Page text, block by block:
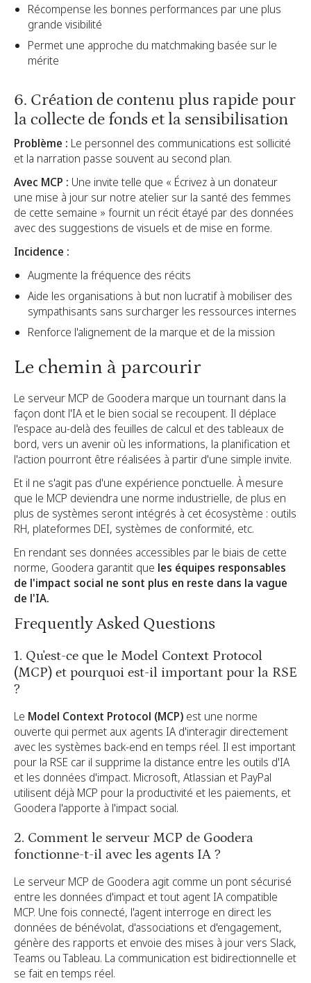
Récompense les bonnes performances par une plus
grande visibilité
Permet une approche du matchmaking basée sur le
mérite
6. Création de contenu plus rapide pour
la collecte de fonds et la sensibilisation
Problème : Le personnel des communications est sollicité
et la narration passe souvent au second plan.
Avec MCP : Une invite telle que « Écrivez à un donateur
une mise à jour sur notre atelier sur la santé des femmes
de cette semaine » fournit un récit étayé par des données
avec des suggestions de visuels et de mise en forme.
Incidence :
Augmente la fréquence des récits
Aide les organisations à but non lucratif à mobiliser des
sympathisants sans surcharger les ressources internes
Renforce l'alignement de la marque et de la mission
Le chemin à parcourir
Le serveur MCP de Goodera marque un tournant dans la
façon dont l'IA et le bien social se recoupent. Il déplace
l'espace au-delà des feuilles de calcul et des tableaux de
bord, vers un avenir où les informations, la planification et
l'action pourront être réalisées à partir d'une simple invite.
Et il ne s'agit pas d'une expérience ponctuelle. À mesure
que le MCP deviendra une norme industrielle, de plus en
plus de systèmes seront intégrés à cet écosystème : outils
RH, plateformes DEI, systèmes de conformité, etc.
En rendant ses données accessibles par le biais de cette
norme, Goodera garantit que les équipes responsables
de l'impact social ne sont plus en reste dans la vague
de l'IA.
Frequently Asked Questions
1. Qu'est-ce que le Model Context Protocol
(MCP) et pourquoi est-il important pour la RSE
?
Le Model Context Protocol (MCP) est une norme
ouverte qui permet aux agents IA d'interagir directement
avec les systèmes back-end en temps réel. Il est important
pour la RSE car il supprime la distance entre les outils d'IA
et les données d'impact. Microsoft, Atlassian et PayPal
utilisent déjà MCP pour la productivité et les paiements, et
Goodera l'apporte à l'impact social.
2. Comment le serveur MCP de Goodera
fonctionne-t-il avec les agents IA ?
Le serveur MCP de Goodera agit comme un pont sécurisé
entre les données d'impact et tout agent IA compatible
MCP. Une fois connecté, l'agent interroge en direct les
données de bénévolat, d'associations et d'engagement,
génère des rapports et envoie des mises à jour vers Slack,
Teams ou Tableau. La communication est bidirectionnelle et
se fait en temps réel.